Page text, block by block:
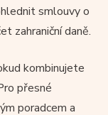
smlouvy o
zahraniční daně.
kombinujete
přesné
poradcem a